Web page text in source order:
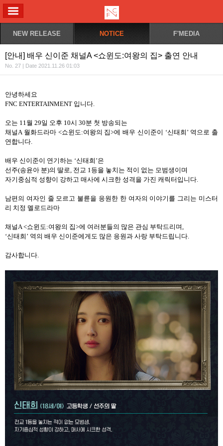
NEW RELEASE NOTICE F'MEDIA
[안내] 배우 신이준 채널A <쇼윈도:여왕의 집> 출연 안내
No. 27 | Date 2021.11.26 01:03
안녕하세요
FNC ENTERTAINMENT 입니다.
오는 11월 29일 오후 10시 30분 첫 방송되는
채널A 월화드라마<쇼윈도:여왕의 집>에 배우 신이준이 ‘신태희 ’ 역으로 출
연합니다.
배우 신이준이 연기하는 ‘신태희 ’은
선주(송윤아 분)의 딸로, 전교 1등을 놓치는 적이 없는 모범생이며
자기중심적 성향이 강하고 매사에 시크한 성격을 가진 캐릭터입니다.
남편의 여자인 줄 모르고 불륜을 응원한 한 여자의 이야기를 그리는 미스터
리 치정 멜로드라마
채널A <쇼윈도:여왕의 집>에 여러분들의 많은 관심 부탁드리며,
‘신태희’ 역의 배우 신이준에게도 많은 응원과 사랑 부탁드립니다.
감사합니다.